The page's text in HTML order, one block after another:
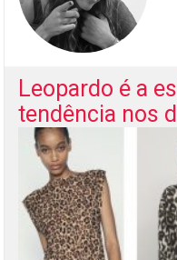
Leopardo é a
tendência nos